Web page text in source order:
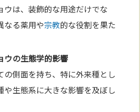
ウは、装飾的な用途だけでな
なる薬用や宗教的な役割を果た
ウの生態学的影響
の側面を持ち、特に外来種とし
や生態系に大きな影響を及ぼし